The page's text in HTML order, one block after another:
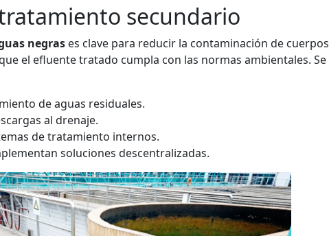
secundario
negras es clave para reducir la contaminación de cuerpos
el efluente tratado cumpla con las normas ambientales. Se
de aguas residuales.
al drenaje.
de tratamiento internos.
soluciones descentralizadas.